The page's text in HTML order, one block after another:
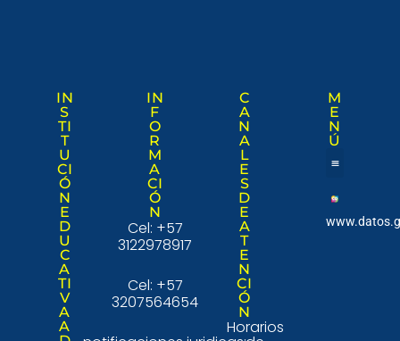
IN
S
TI
T
U
CI
Ó
N
E
D
U
C
A
TI
V
A
A
IN
F
O
R
M
A
CI
Ó
N
Cel: +57
3122978917
Cel: +57
3207564654
C
A
N
A
L
E
S
D
E
A
T
E
N
CI
Ó
N
Horarios
M
E
N
Ú